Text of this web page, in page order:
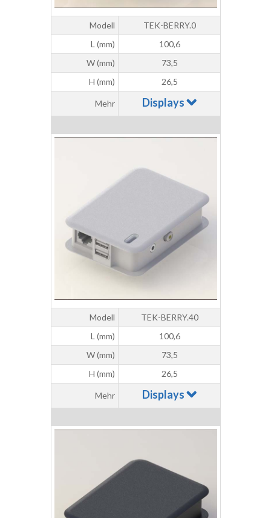
Modell
TEK-BERRY.0
L (mm)
100,6
W (mm)
73,5
H (mm)
26,5
Mehr Displays
Modell
TEK-BERRY.40
L (mm)
100,6
W (mm)
73,5
H (mm)
26,5
Mehr Displays